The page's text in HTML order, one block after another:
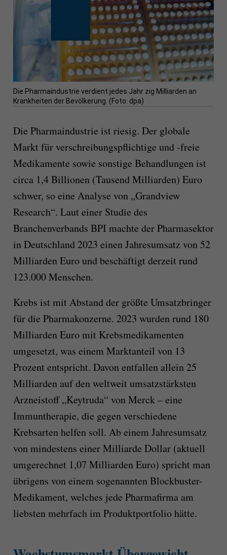
Die Pharmaindustrie verdient jedes Jahr zig Milliarden an
Krankheiten der Bevölkerung. (Foto: dpa)
Die Pharmaindustrie ist riesig. Der globale
Markt für verschreibungspflichtige und -freie
Medikamente sowie sonstige Behandlungen ist
circa 1,4 Billionen (Tausend Milliarden) Euro
schwer, so eine Analyse von „Grandview
Research“. Laut einer Studie des
Branchenverbands BPI machte der Pharmasektor
in Deutschland 2023 einen Jahresumsatz von 52
Milliarden Euro und beschäftigt derzeit rund
123.000 Menschen.
Krebs ist mit Abstand der größte Umsatzbringer
für die Pharmakonzerne. 2023 wurden rund 180
Milliarden Euro mit Krebsmedikamenten
umgesetzt, was einem Marktanteil von 13
Prozent entspricht. Davon entfallen allein 25
Milliarden auf den weltweit umsatzstärksten
Arzneistoff „Keytruda“ von Merck – eine
Immuntherapie, die gegen verschiedene
Krebsarten helfen soll. Ab einem Jahresumsatz
von mindestens einer Milliarde Dollar (aktuell
umgerechnet 1,07 Milliarden Euro) spricht man
übrigens von einem sogenannten Blockbuster-
Medikament, welches jede Pharmafirma am
liebsten mehrfach im Produktportfolio hätte.